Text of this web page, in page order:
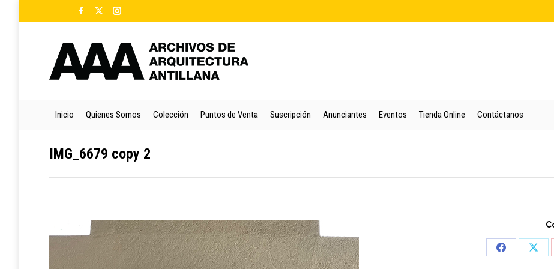
Facebook
opens
in
new
X
opens
in
new
Instagram
opens
in
new
Inicio Quienes Somos Colección Puntos de Venta Suscripción Anunciantes Eventos Tienda Online Contáctanos
IMG_6679 copy 2
Share
Inicio Quienes Somos Colección Puntos de Venta Suscripción